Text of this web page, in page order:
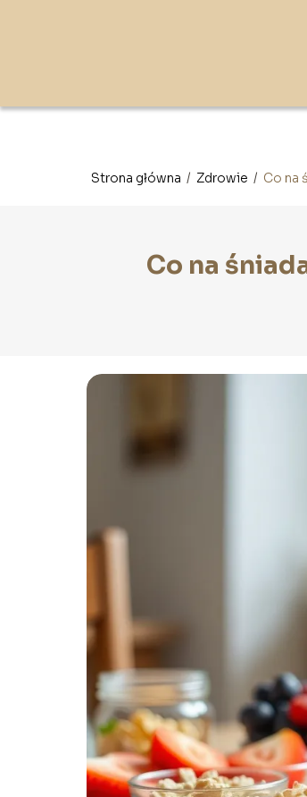
Strona główna / Zdrowie / Co na
Co na